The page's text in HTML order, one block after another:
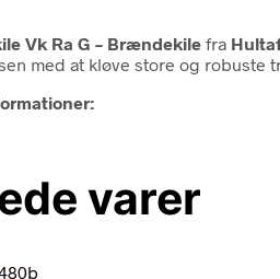
Vk Ra G – Brændekile fra
med at kløve store og robuste
varer